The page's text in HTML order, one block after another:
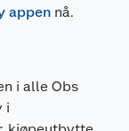
appen nå.
i alle Obs
i